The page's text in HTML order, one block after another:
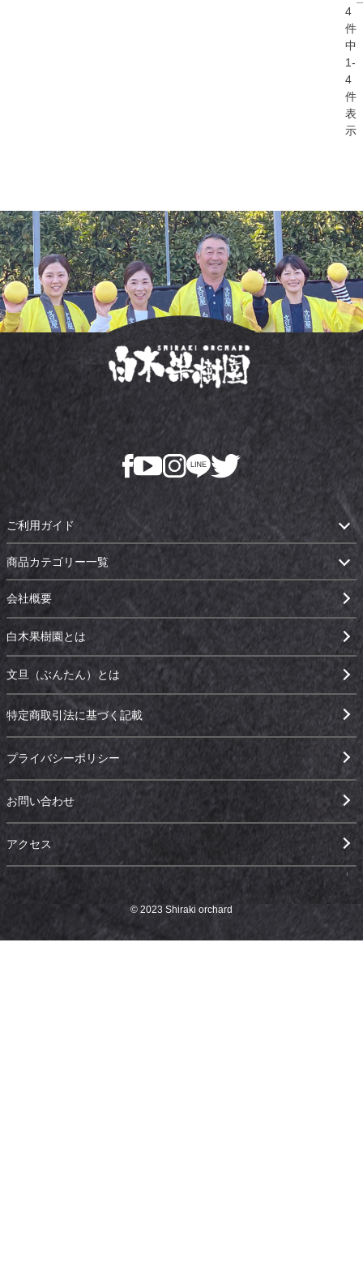
4
件
中
1-
4
件
表
示
ご利用ガイド
商品カテゴリー一覧
会社概要
白木果樹園とは
文旦（ぶんたん）とは
特定商取引法に基づく記載
プライバシーポリシー
お問い合わせ
アクセス
© 2023 Shiraki orchard